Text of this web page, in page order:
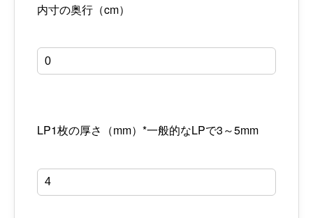
内寸の奥行（cm）
LP1枚の厚さ（mm）*一般的なLPで3～5mm